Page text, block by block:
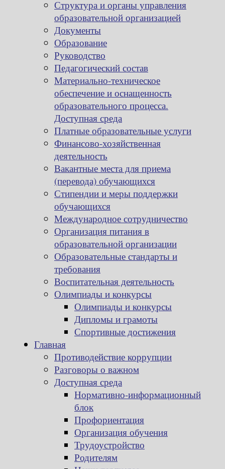
Структура и органы управления
образовательной организацией
Документы
Образование
Руководство
Педагогический состав
Материально-техническое
обеспечение и оснащенность
образовательного процесса.
Доступная среда
Платные образовательные услуги
Финансово-хозяйственная
деятельность
Вакантные места для приема
(перевода) обучающихся
Стипендии и меры поддержки
обучающихся
Международное сотрудничество
Организация питания в
образовательной организации
Образовательные стандарты и
требования
Воспитательная деятельность
Олимпиады и конкурсы
Олимпиады и конкурсы
Дипломы и грамоты
Спортивные достижения
Главная
Противодействие коррупции
Разговоры о важном
Доступная среда
Нормативно-информационный
блок
Профориентация
Организация обучения
Трудоустройство
Родителям